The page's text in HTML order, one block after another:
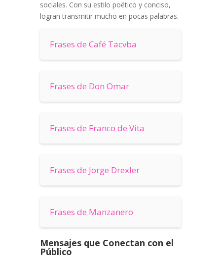
sociales. Con su estilo poético y conciso,
logran transmitir mucho en pocas palabras.
Frases de Café Tacvba
Frases de Don Omar
Frases de Franco de Vita
Frases de Jorge Drexler
Frases de Manzanero
Mensajes que Conectan con el
Público